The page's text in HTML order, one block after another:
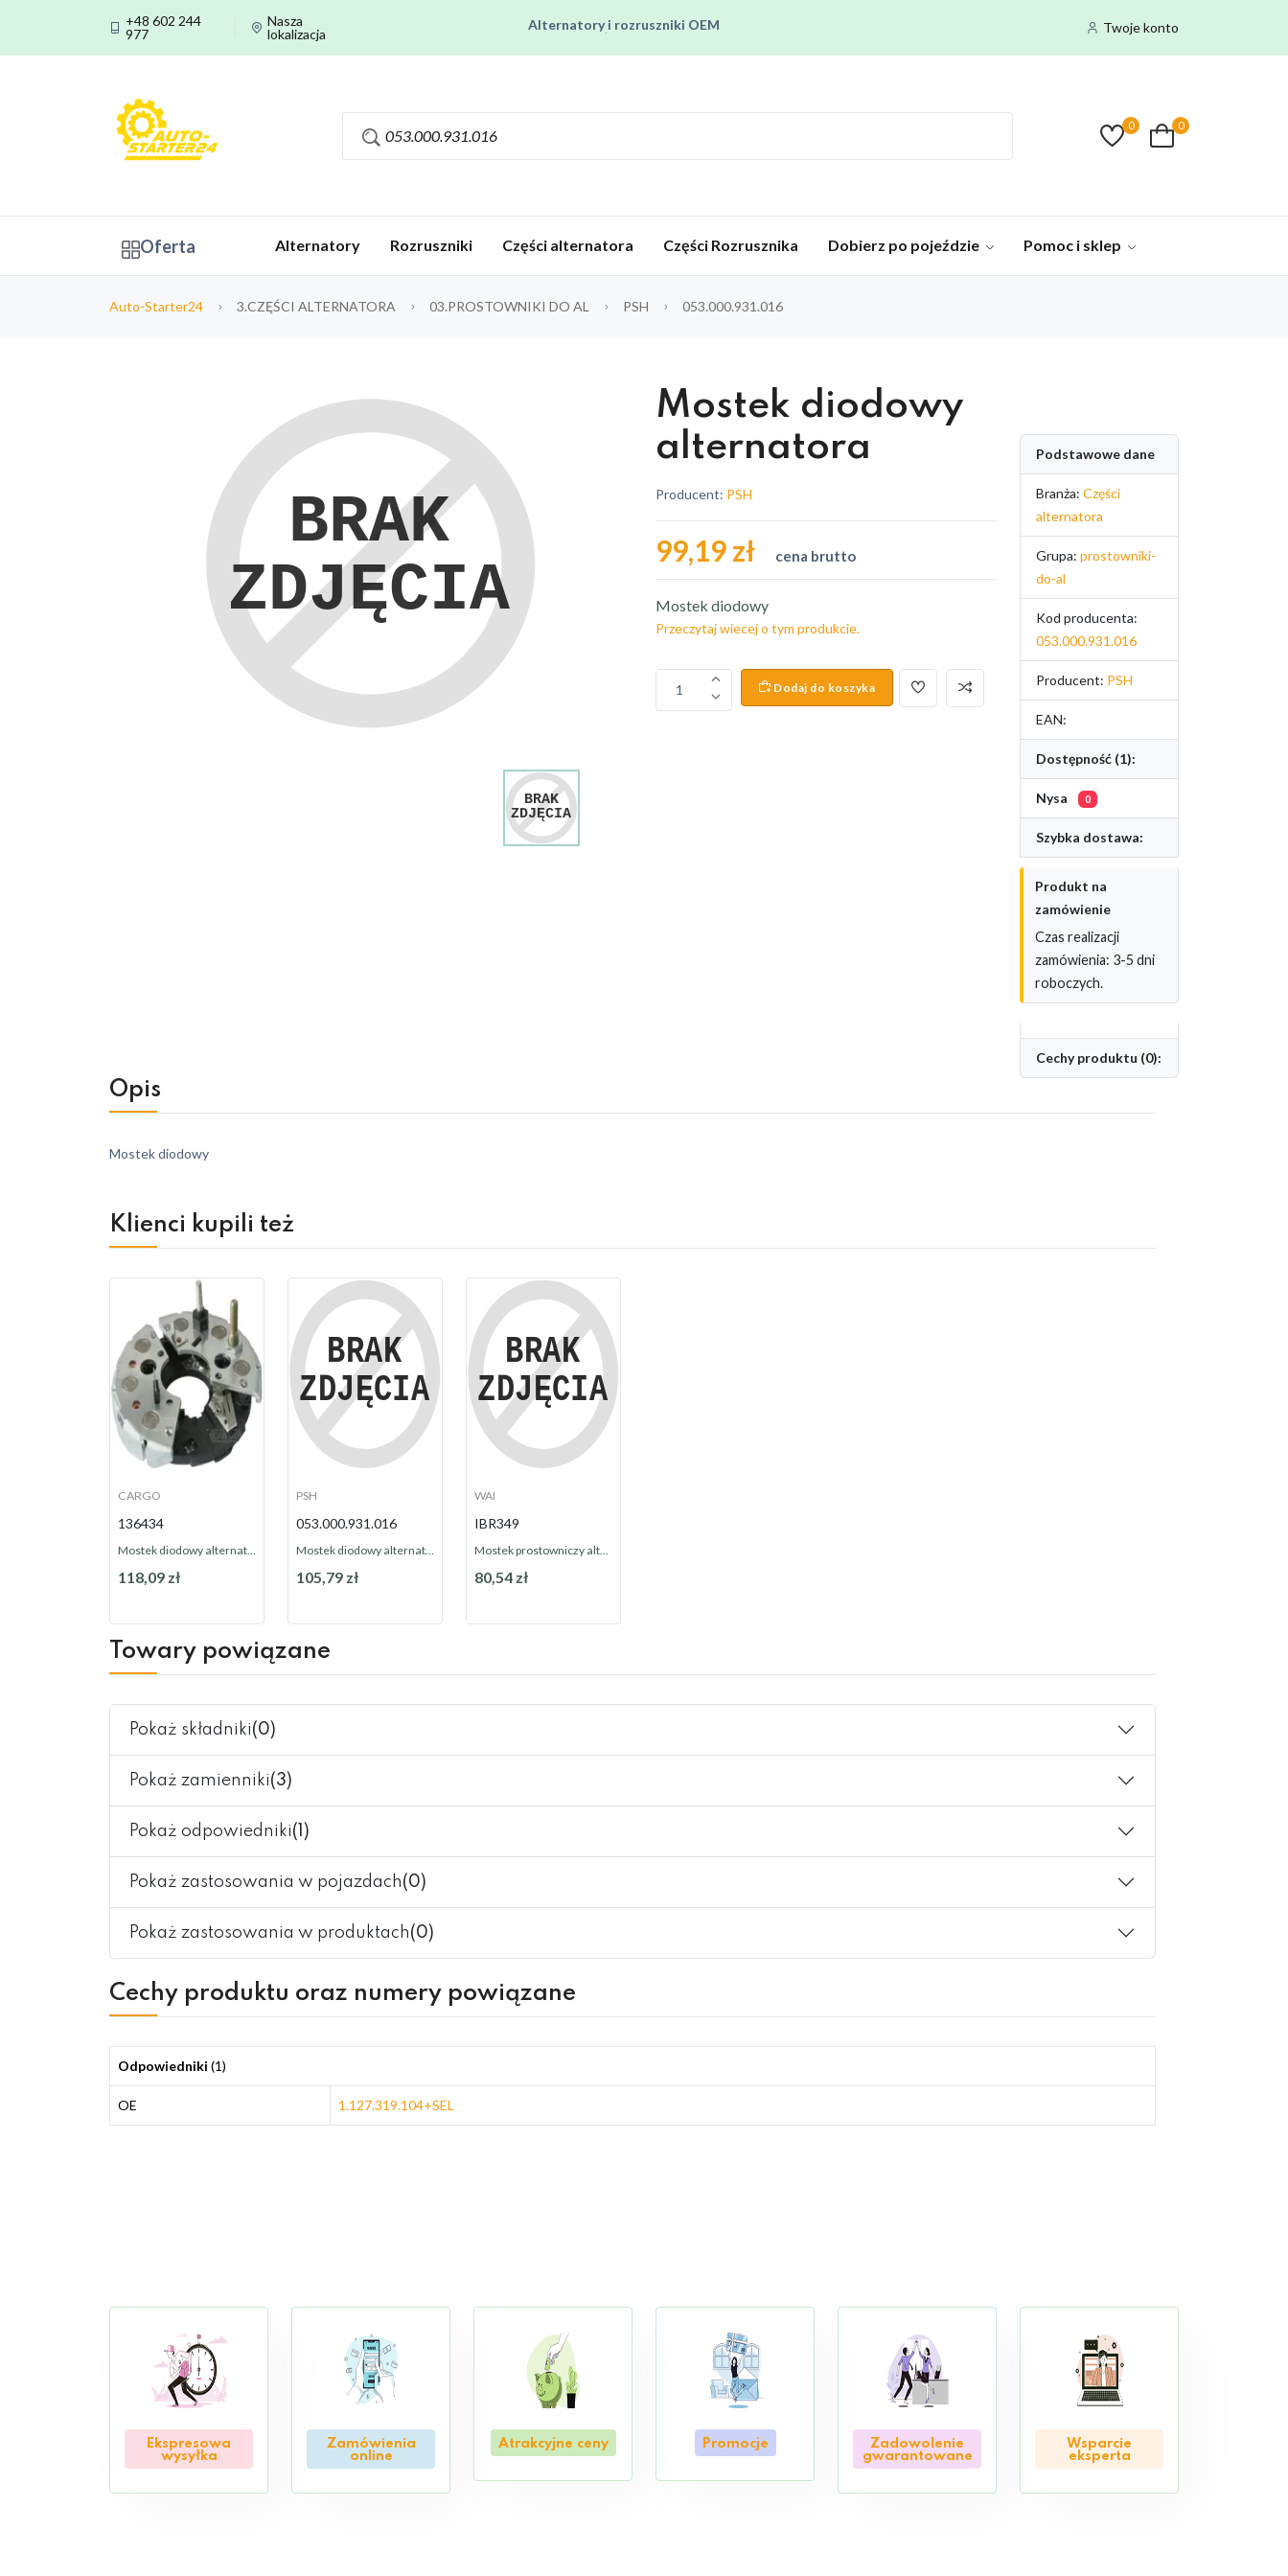
+48 602 244
977
Nasza
lokalizacja
Alternatory i rozruszniki OEM
Pracujemy od poniedziałku do piątku od 8:00 do 16:00
Twoje konto
0 0
Oferta Alternatory Rozruszniki Części alternatora Części Rozrusznika Dobierz po pojeździe Pomoc i sklep
Auto-Starter24 3.CZĘŚCI ALTERNATORA 03.PROSTOWNIKI DO AL PSH 053.000.931.016
Mostek diodowy
alternatora
Producent: PSH
99,19 zł cena brutto
Mostek diodowy
Przeczytaj wiecej o tym produkcie.
1 Dodaj do koszyka
Podstawowe dane
Branża: Części
alternatora
Grupa: prostowniki-
do-al
Kod producenta:
053.000.931.016
Producent: PSH
EAN:
Dostępność (1):
Nysa 0
Szybka dostawa:
Produkt na
zamówienie
Czas realizacji
zamówienia: 3-5 dni
roboczych.
Cechy produktu (0):
Opis
Mostek diodowy
Klienci kupili też
CARGO
136434
Mostek diodowy alternatora 136434
118,09 zł
PSH
053.000.931.016
Mostek diodowy alternatora
105,79 zł
WAI
IBR349
Mostek prostowniczy alternatora IBR349
80,54 zł
Towary powiązane
Pokaż składniki(0)
Pokaż zamienniki(3)
Pokaż odpowiedniki(1)
Pokaż zastosowania w pojazdach(0)
Pokaż zastosowania w produktach(0)
Cechy produktu oraz numery powiązane
Odpowiedniki (1)
OE 1.127.319.104+SEL
Ekspresowa
wysyłka
Zamówienia
online
Atrakcyjne ceny Promocje
Zadowolenie
gwarantowane
Wsparcie
eksperta